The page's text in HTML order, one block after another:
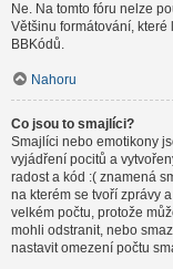
Ne. Na tomto fóru nelze
Většinu formátování,
BBKódů.
Nahoru
Co jsou to smajlíci?
Smajlíci nebo emotikony
vyjádření pocitů a
radost a kód :( znamená
na kterém se tvoří zprávy
velkém počtu, protože
mohli odstranit, nebo
nastavit omezení počtu